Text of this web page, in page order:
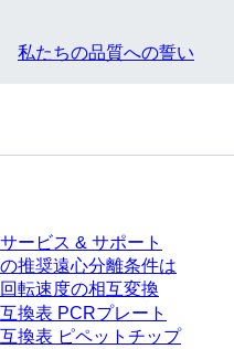
私たちの品質への誓い
サービス & サポート
の推奨遠心分離条件は
回転速度の相互変換
互換表 PCRプレート
互換表 ピペットチップ